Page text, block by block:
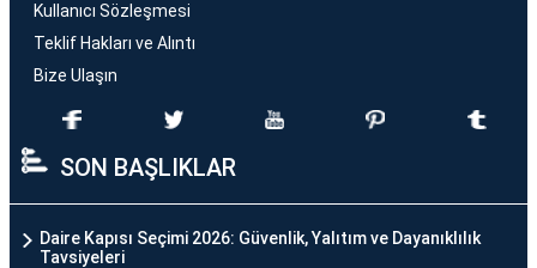
Kullanıcı Sözleşmesi
Teklif Hakları ve Alıntı
Bize Ulaşın
SON BAŞLIKLAR
Daire Kapısı Seçimi 2026: Güvenlik, Yalıtım ve Dayanıklılık
Tavsiyeleri